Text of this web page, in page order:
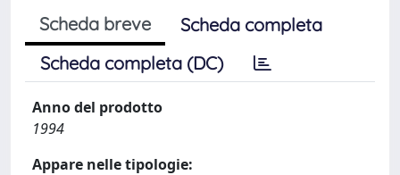
Scheda breve
Scheda completa
Scheda completa (DC)
Anno del prodotto
1994
Appare nelle tipologie: